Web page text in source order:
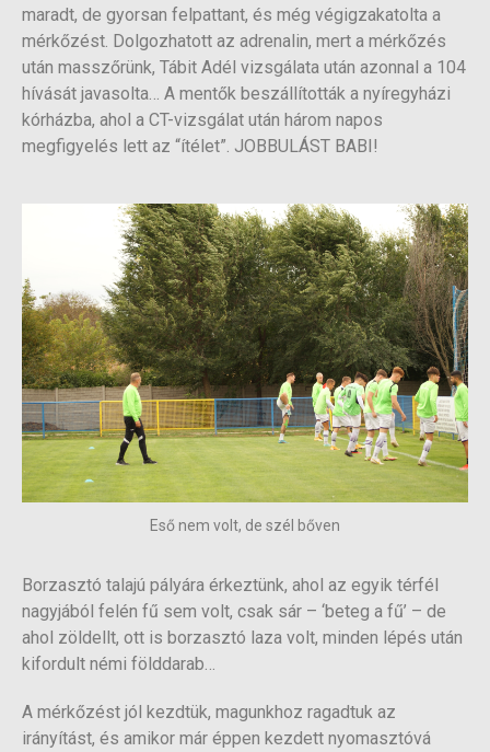
maradt, de gyorsan felpattant, és még végigzakatolta a
mérkőzést. Dolgozhatott az adrenalin, mert a mérkőzés
után masszőrünk, Tábit Adél vizsgálata után azonnal a 104
hívását javasolta… A mentők beszállították a nyíregyházi
kórházba, ahol a CT-vizsgálat után három napos
megfigyelés lett az “ítélet”. JOBBULÁST BABI!
Eső nem volt, de szél bőven
Borzasztó talajú pályára érkeztünk, ahol az egyik térfél
nagyjából felén fű sem volt, csak sár – ‘beteg a fű’ – de
ahol zöldellt, ott is borzasztó laza volt, minden lépés után
kifordult némi földdarab…
A mérkőzést jól kezdtük, magunkhoz ragadtuk az
irányítást, és amikor már éppen kezdett nyomasztóvá